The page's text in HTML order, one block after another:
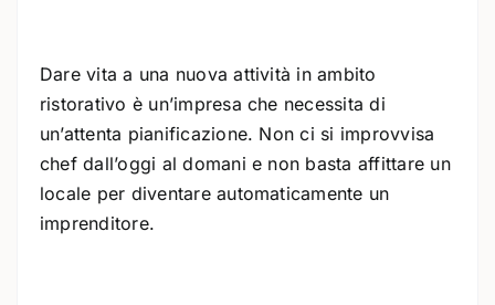
Dare vita a una nuova attività in ambito
ristorativo è un’impresa che necessita di
un’attenta pianificazione. Non ci si improvvisa
chef dall’oggi al domani e non basta affittare un
locale per diventare automaticamente un
imprenditore.